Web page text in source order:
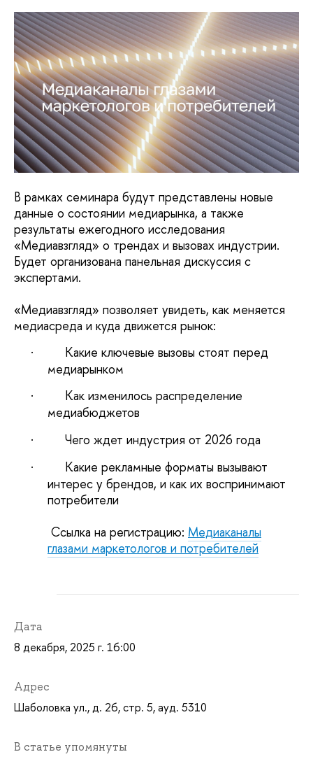
В рамках семинара будут представлены новые
данные о состоянии медиарынка, а также
результаты ежегодного исследования
«Медиавзгляд» о трендах и вызовах индустрии.
Будет организована панельная дискуссия с
экспертами.
«Медиавзгляд» позволяет увидеть, как меняется
медиасреда и куда движется рынок:
·
Какие ключевые вызовы стоят перед
медиарынком
·
Как изменилось распределение
медиабюджетов
·
Чего ждет индустрия от 2026 года
·
Какие рекламные форматы вызывают
интерес у брендов, и как их воспринимают
потребители
Ссылка на регистрацию: Медиаканалы
глазами маркетологов и потребителей
Дата
8 декабря, 2025 г. 16:00
Адрес
Шаболовка ул., д. 26, стр. 5, ауд. 5310
В статье упомянуты